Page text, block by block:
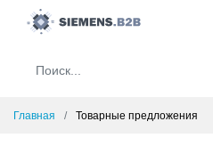
Главная Товарные предложения